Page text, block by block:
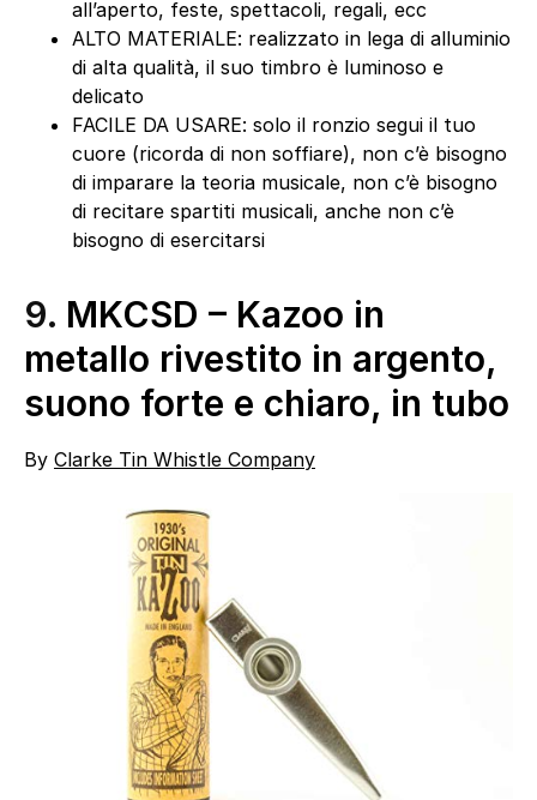
all’aperto, feste, spettacoli, regali, ecc
ALTO MATERIALE: realizzato in lega di alluminio
di alta qualità, il suo timbro è luminoso e
delicato
FACILE DA USARE: solo il ronzio segui il tuo
cuore (ricorda di non soffiare), non c’è bisogno
di imparare la teoria musicale, non c’è bisogno
di recitare spartiti musicali, anche non c’è
bisogno di esercitarsi
9. MKCSD – Kazoo in
metallo rivestito in argento,
suono forte e chiaro, in tubo
By Clarke Tin Whistle Company